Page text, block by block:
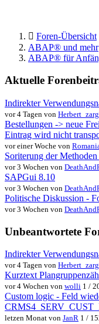
Foren-Übersicht
ABAP® und mehr
ABAP® für
Aktuelle
Indirekter
vor 4 Tagen von Herbert_zarg
Bestellungen -> neue
Eintrag wird nicht
vor einer Woche von
Soriterung der
vor 3 Wochen von
SAPGui 8.10
vor 3 Wochen von
Politische Diskussion -
vor 3 Wochen von
Unbeantwortete
Indirekter
vor 4 Tagen von Herbert_zarg
Kurztext
vor 4 Wochen von wolli 1 /
Custom logic - Feld
letzen Monat von JanR 1 /